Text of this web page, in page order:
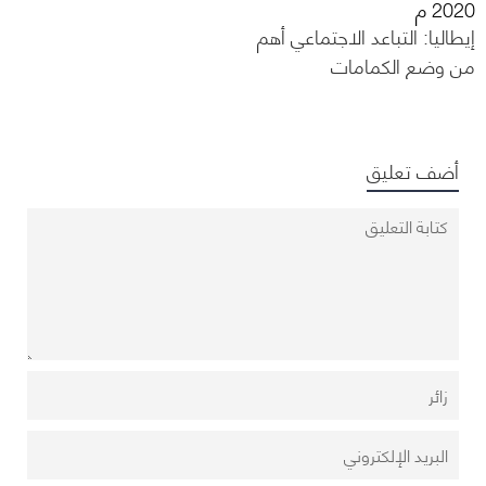
2020 م
إيطاليا: التباعد الاجتماعي أهم
من وضع الكمامات
أضف تعليق